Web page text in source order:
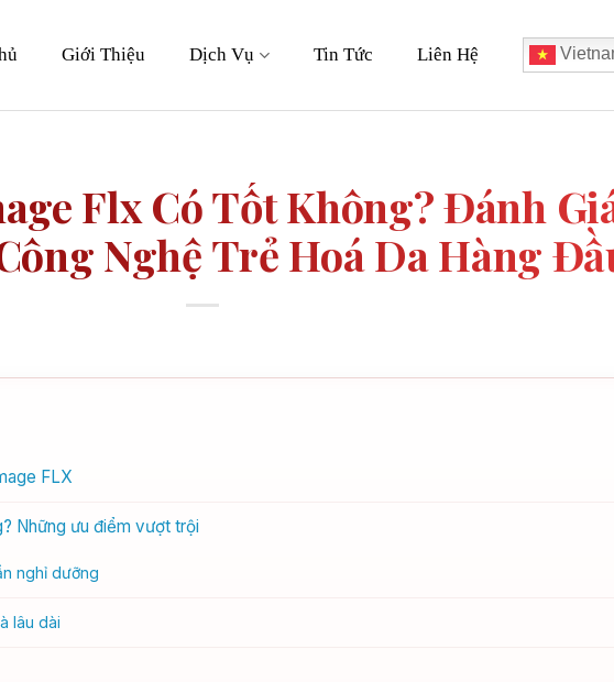
Giới Thiệu Dịch Vụ Tin Tức Liên Hệ
Flx Có Tốt Không? Đánh
Nghệ Trẻ Hoá Da Hàng
FLX
Những ưu điểm vượt trội
nghỉ dưỡng
lâu dài